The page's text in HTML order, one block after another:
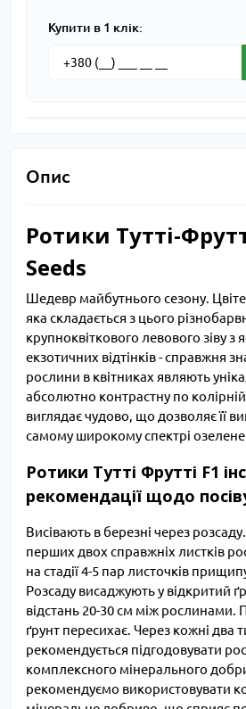
Купити в 1 клік:
Опис
Ротики Тутті-
Seeds
Шедевр майбутнього сезону.
яка складається з цього
крупноквіткового левового зіву
екзотичних відтінків - справжня
рослини в квітниках являють
абсолютно контрастну по
виглядає чудово, що дозволяє її
самому широкому спектрі
Ротики Тутті Фрутті F1
рекомендації щодо
Висівають в березні через
перших двох справжніх листків
на стадії 4-5 пар листочків
Розсаду висаджують у відкритий
відстань 20-30 см між рослинами.
ґрунт пересихає. Через кожні два
рекомендується підгодовувати
комплексного мінерального
рекомендуємо використовувати